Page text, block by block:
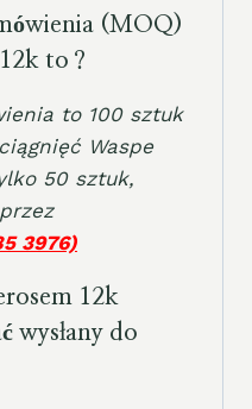
(MOQ)
to ？
to 100 sztuk
Waspe
50 sztuk,
3976)
12k
wysłany do